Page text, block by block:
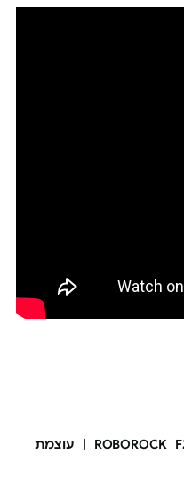
שואב שוטף ROBOROCK F25 ACE (CE) | עוצמת